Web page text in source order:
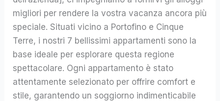
migliori per rendere la vostra vacanza ancora più
speciale. Situati vicino a Portofino e Cinque
Terre, i nostri 7 bellissimi appartamenti sono la
base ideale per esplorare questa regione
spettacolare. Ogni appartamento è stato
attentamente selezionato per offrire comfort e
stile, garantendo un soggiorno indimenticabile
Terre